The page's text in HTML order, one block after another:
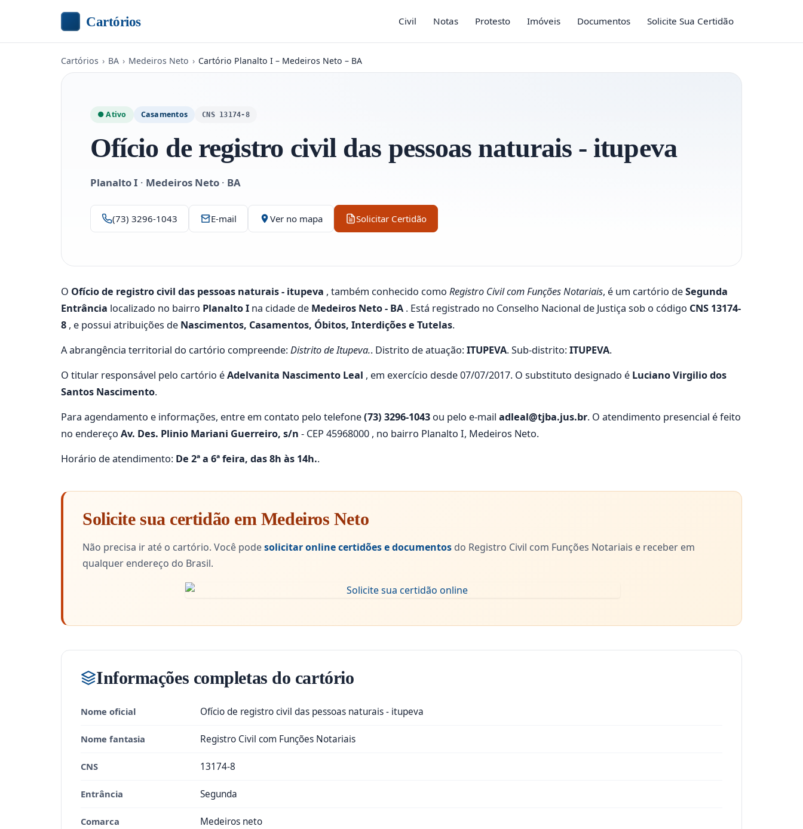
Cartórios Civil Notas Protesto Imóveis Documentos Solicite Sua Certidão
Cartórios › BA › Medeiros Neto › Cartório Planalto I – Medeiros Neto – BA
● Ativo Casamentos CNS 13174-8
Ofício de registro civil das pessoas naturais - itupeva
Planalto I · Medeiros Neto · BA
(73) 3296-1043 E-mail Ver no mapa Solicitar Certidão
O Ofício de registro civil das pessoas naturais - itupeva , também conhecido como Registro Civil com Funções Notariais, é um cartório deSegunda
Entrância localizado no bairro Planalto I na cidade de Medeiros Neto - BA . Está registrado no Conselho Nacional de Justiça sob o código CNS 13174-
8 , e possui atribuições de Nascimentos, Casamentos, Óbitos, Interdições e Tutelas.
A abrangência territorial do cartório compreende:Distrito de Itupeva.. Distrito de atuação:ITUPEVA. Sub-distrito:ITUPEVA.
O titular responsável pelo cartório éAdelvanita Nascimento Leal , em exercício desde 07/07/2017. O substituto designado é Luciano Virgilio dos
Santos Nascimento.
Para agendamento e informações, entre em contato pelo telefone(73) 3296-1043 ou pelo e-mail adleal@tjba.jus.br. O atendimento presencial é feito
no endereço Av. Des. Plinio Mariani Guerreiro, s/n - CEP 45968000 , no bairro Planalto I, Medeiros Neto.
Horário de atendimento: De 2ª a 6ª feira, das 8h às 14h..
Solicite sua certidão em Medeiros Neto
Não precisa ir até o cartório. Você podesolicitar online certidões e documentos do Registro Civil com Funções Notariais e receber em
qualquer endereço do Brasil.
Informações completas do cartório
Nome oficial Ofício de registro civil das pessoas naturais - itupeva
Nome fantasia Registro Civil com Funções Notariais
CNS 13174-8
Entrância Segunda
Comarca Medeiros neto